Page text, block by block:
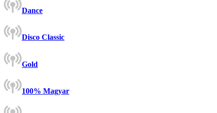
Dance
Disco Classic
Gold
100% Magyar